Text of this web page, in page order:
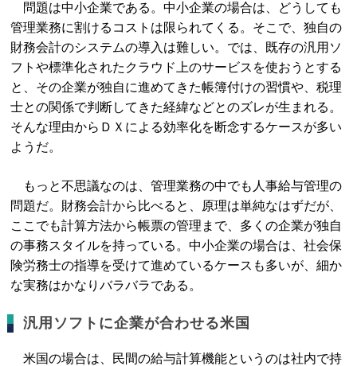
問題は中小企業である。中小企業の場合は、どうしても
管理業務に割けるコストは限られてくる。そこで、独自の
財務会計のシステムの導入は難しい。では、既存の汎用ソ
フトや標準化されたクラウド上のサービスを使おうとする
と、その企業が独自に進めてきた帳簿付けの習慣や、税理
士との関係で判断してきた経緯などとのズレが生まれる。
そんな理由からＤＸによる効率化を断念するケースが多い
ようだ。
もっと不思議なのは、管理業務の中でも人事給与管理の
問題だ。財務会計から比べると、原理は単純なはずだが、
ここでも計算方法から帳票の管理まで、多くの企業が独自
の事務スタイルを持っている。中小企業の場合は、社会保
険労務士の指導を受けて進めているケースも多いが、細か
な実務はかなりバラバラである。
汎用ソフトに企業が合わせる米国
米国の場合は、民間の給与計算機能というのは社内で持